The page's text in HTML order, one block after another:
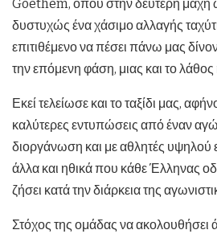
Goethem, όπου στην δεύτερη μάχη
δυστυχώς ένα χάσιμο αλλαγής
επιτιθέμενο να πέσει πάνω μας
την επόμενη φάση, μιας και το
Εκεί τελείωσε και το ταξίδι μας,
καλύτερες εντυπώσεις από έναν
διοργάνωση και με αθλητές υψηλού
άλλα και ηθικά που κάθε Έλληνας
ζήσει κατά την διάρκεια της
Στόχος της ομάδας να ακολουθήσει